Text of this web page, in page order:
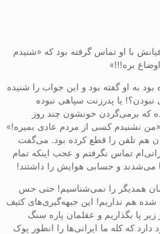
با او تماس گرفته بود که «شنیدم
بره!!!»
بود به او گفته بود و این جواب را شنیده
یا پدرزنت سپاهی نبوده
که برمی‌گردن خونشون چند روز
نشنیدم کسی از مردم عادی بمیره!»
هم تلفن را قطع کرده بود. می‌گفت
تماس نگرفتم و عجب اینکه تمام
می‌شدند و حسابی هوایش را داشتند!
همدیگر را نمی‌شناسیم! حتی حس
هم نداریم! این جبهه‌گیری‌های کثیف
پا بگذاریم و عقلمان پاره سنگ
که کله ما ایرانی‌ها را انطور پوک